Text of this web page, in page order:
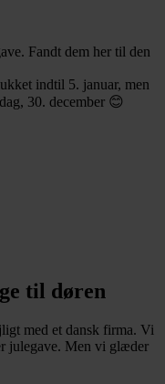
Fandt dem her til den
indtil 5. januar, men
30. december 😊
til døren
med et dansk firma. Vi
julegave. Men vi glæder